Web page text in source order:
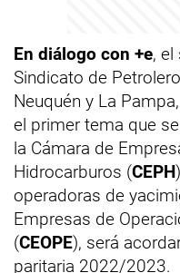
En diálogo con +e, el
Sindicato de
Neuquén y La Pampa,
el primer tema que
la Cámara de
Hidrocarburos (CEPH
operadoras de
Empresas de
(CEOPE), será
paritaria 2022/2023.